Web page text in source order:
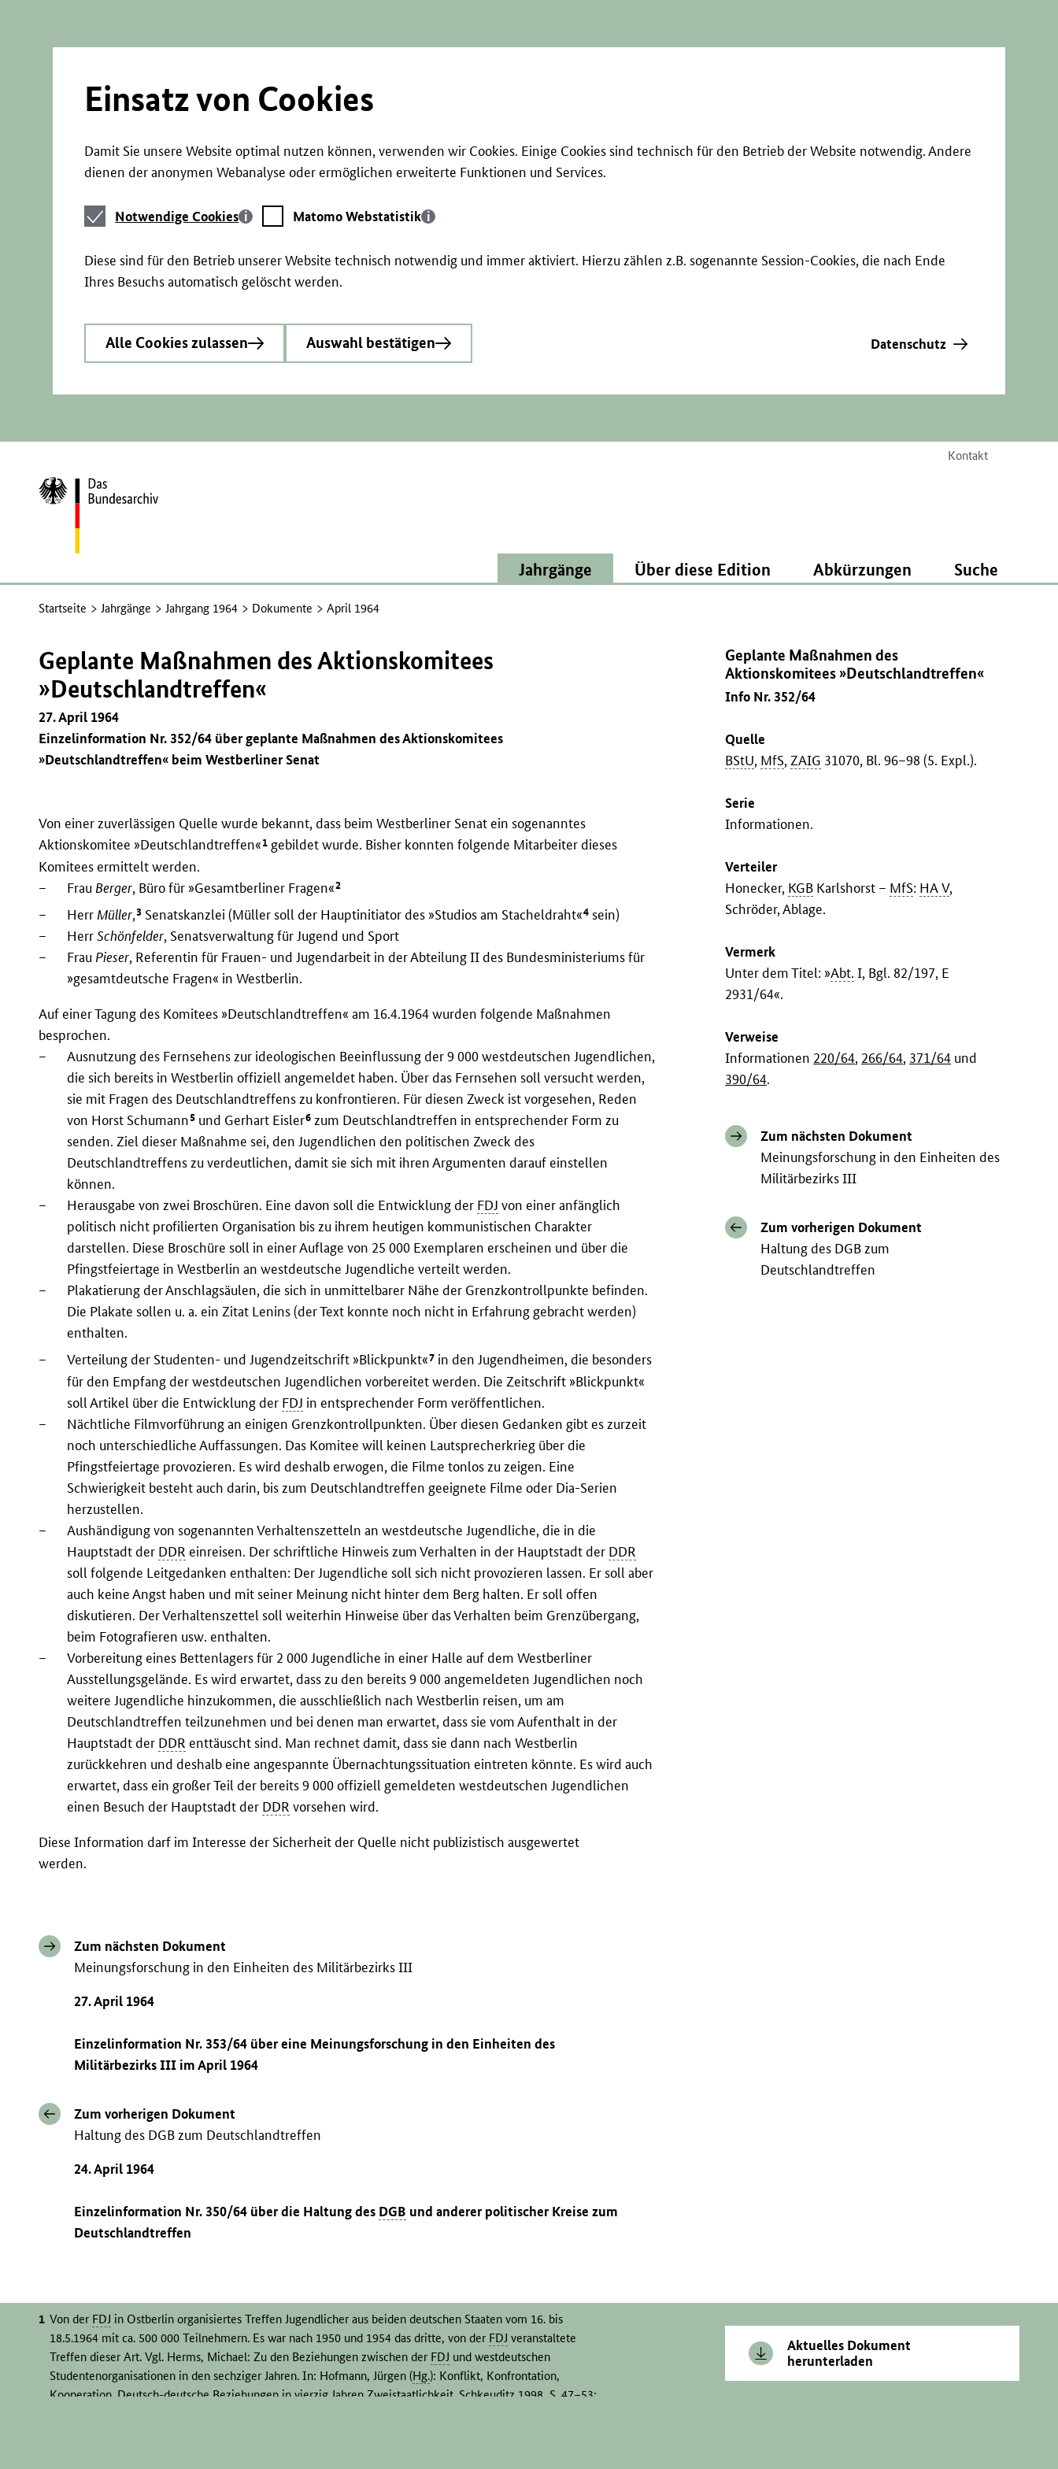
Einsatz von Cookies
Damit Sie unsere Website optimal nutzen können, verwenden wir Cookies. Einige Cookies sind technisch für den Betrieb der Website notwendig. Andere
dienen der anonymen Webanalyse oder ermöglichen erweiterte Funktionen und Services.
Notwendige
Cookies
Notwendige Cookies
Matomo
Webstatistik
Matomo Webstatistik
Diese sind für den Betrieb unserer Website technisch notwendig und immer aktiviert. Hierzu zählen z.B. sogenannte Session-Cookies, die nach Ende
Ihres Besuchs automatisch gelöscht werden.
Alle Cookies zulassen Auswahl bestätigen Datenschutz
Kontakt
Zur
Startseite
Jahrgänge Über diese Edition Abkürzungen Suche
Startseite Jahrgänge Jahrgang 1964 Dokumente April 1964
Geplante Maßnahmen des
Aktionskomitees »Deutschlandtreffen«
Info Nr. 352/64
Quelle
BStU, MfS,ZAIG 31070, Bl. 96–98 (5. Expl.).
Serie
Informationen.
Verteiler
Honecker, KGB Karlshorst – MfS: HA V,
Schröder, Ablage.
Vermerk
Unter dem Titel: »Abt. I, Bgl. 82/197, E
2931/64«.
Verweise
Informationen 220/64, 266/64, 371/64 und
390/64.
Zum nächsten Dokument
Meinungsforschung in den Einheiten des
Militärbezirks III
Zum vorherigen Dokument
Haltung des DGB zum
Deutschlandtreffen
Geplante Maßnahmen des Aktionskomitees
»Deutschlandtreffen«
27. April 1964
Einzelinformation Nr. 352/64 über geplante Maßnahmen des Aktionskomitees
»Deutschlandtreffen« beim Westberliner Senat
Von einer zuverlässigen Quelle wurde bekannt, dass beim Westberliner Senat ein sogenanntes
Aktionskomitee »Deutschlandtreffen«1 gebildet wurde. Bisher konnten folgende Mitarbeiter dieses
Komitees ermittelt werden.
–
Frau Berger, Büro für »Gesamtberliner Fragen«2
– Herr Müller,3 Senatskanzlei (Müller soll der Hauptinitiator des »Studios am Stacheldraht«4 sein)
–
HerrSchönfelder, Senatsverwaltung für Jugend und Sport
–
Frau Pieser, Referentin für Frauen- und Jugendarbeit in der Abteilung II des Bundesministeriums für
»gesamtdeutsche Fragen« in Westberlin.
Auf einer Tagung des Komitees »Deutschlandtreffen« am 16.4.1964 wurden folgende Maßnahmen
besprochen.
–
Ausnutzung des Fernsehens zur ideologischen Beeinflussung der 9 000 westdeutschen Jugendlichen,
die sich bereits in Westberlin offiziell angemeldet haben. Über das Fernsehen soll versucht werden,
sie mit Fragen des Deutschlandtreffens zu konfrontieren. Für diesen Zweck ist vorgesehen, Reden
von Horst Schumann5 und Gerhart Eisler6 zum Deutschlandtreffen in entsprechender Form zu
senden. Ziel dieser Maßnahme sei, den Jugendlichen den politischen Zweck des
Deutschlandtreffens zu verdeutlichen, damit sie sich mit ihren Argumenten darauf einstellen
können.
–
Herausgabe von zwei Broschüren. Eine davon soll die Entwicklung der FDJ von einer anfänglich
politisch nicht profilierten Organisation bis zu ihrem heutigen kommunistischen Charakter
darstellen. Diese Broschüre soll in einer Auflage von 25 000 Exemplaren erscheinen und über die
Pfingstfeiertage in Westberlin an westdeutsche Jugendliche verteilt werden.
–
Plakatierung der Anschlagsäulen, die sich in unmittelbarer Nähe der Grenzkontrollpunkte befinden.
Die Plakate sollen u. a. ein Zitat Lenins (der Text konnte noch nicht in Erfahrung gebracht werden)
enthalten.
–
Verteilung der Studenten- und Jugendzeitschrift »Blickpunkt«7 in den Jugendheimen, die besonders
für den Empfang der westdeutschen Jugendlichen vorbereitet werden. Die Zeitschrift »Blickpunkt«
soll Artikel über die Entwicklung der FDJ in entsprechender Form veröffentlichen.
–
Nächtliche Filmvorführung an einigen Grenzkontrollpunkten. Über diesen Gedanken gibt es zurzeit
noch unterschiedliche Auffassungen. Das Komitee will keinen Lautsprecherkrieg über die
Pfingstfeiertage provozieren. Es wird deshalb erwogen, die Filme tonlos zu zeigen. Eine
Schwierigkeit besteht auch darin, bis zum Deutschlandtreffen geeignete Filme oder Dia-Serien
herzustellen.
–
Aushändigung von sogenannten Verhaltenszetteln an westdeutsche Jugendliche, die in die
Hauptstadt der DDR einreisen. Der schriftliche Hinweis zum Verhalten in der Hauptstadt der DDR
soll folgende Leitgedanken enthalten: Der Jugendliche soll sich nicht provozieren lassen. Er soll aber
auch keine Angst haben und mit seiner Meinung nicht hinter dem Berg halten. Er soll offen
diskutieren. Der Verhaltenszettel soll weiterhin Hinweise über das Verhalten beim Grenzübergang,
beim Fotografieren usw. enthalten.
–
Vorbereitung eines Bettenlagers für 2 000 Jugendliche in einer Halle auf dem Westberliner
Ausstellungsgelände. Es wird erwartet, dass zu den bereits 9 000 angemeldeten Jugendlichen noch
weitere Jugendliche hinzukommen, die ausschließlich nach Westberlin reisen, um am
Deutschlandtreffen teilzunehmen und bei denen man erwartet, dass sie vom Aufenthalt in der
Hauptstadt der DDR enttäuscht sind. Man rechnet damit, dass sie dann nach Westberlin
zurückkehren und deshalb eine angespannte Übernachtungssituation eintreten könnte. Es wird auch
erwartet, dass ein großer Teil der bereits 9 000 offiziell gemeldeten westdeutschen Jugendlichen
einen Besuch der Hauptstadt der DDR vorsehen wird.
Diese Information darf im Interesse der Sicherheit der Quelle nicht publizistisch ausgewertet
werden.
Zum nächsten Dokument
Meinungsforschung in den Einheiten des Militärbezirks III
27. April 1964
Einzelinformation Nr. 353/64 über eine Meinungsforschung in den Einheiten des
Militärbezirks III im April 1964
Zum vorherigen Dokument
Haltung des DGB zum Deutschlandtreffen
24. April 1964
Einzelinformation Nr. 350/64 über die Haltung des DGB und anderer politischer Kreise zum
Deutschlandtreffen
Von der FDJ in Ostberlin organisiertes Treffen Jugendlicher aus beiden deutschen Staaten vom 16. bis
18.5.1964 mit ca. 500 000 Teilnehmern. Es war nach 1950 und 1954 das dritte, von der FDJ veranstaltete
Treffen dieser Art. Vgl. Herms, Michael: Zu den Beziehungen zwischen der FDJ und westdeutschen
Studentenorganisationen in den sechziger Jahren. In: Hofmann, Jürgen (Hg.): Konflikt, Konfrontation,
Kooperation. Deutsch-deutsche Beziehungen in vierzig Jahren Zweistaatlichkeit. Schkeuditz 1998, S. 47–53;
Aktuelles Dokument
herunterladen